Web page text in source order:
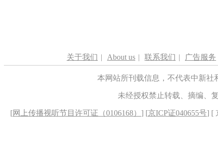
关于我们 | About us | 联系我们 | 广告服务
本网站所刊载信息，不代表中新
未经授权禁止转载、摘编、
[网上传播视听节目许可证（0106168） ] [京ICP证040655号] [